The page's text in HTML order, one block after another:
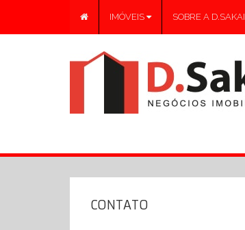
IMÓVEIS SOBRE A D.SAKAI
CONTATO